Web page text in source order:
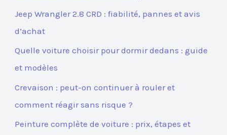
Jeep Wrangler 2.8 CRD : fiabilité, pannes et avis
d’achat
Quelle voiture choisir pour dormir dedans : guide
et modèles
Crevaison : peut-on continuer à rouler et
comment réagir sans risque ?
Peinture complète de voiture : prix, étapes et